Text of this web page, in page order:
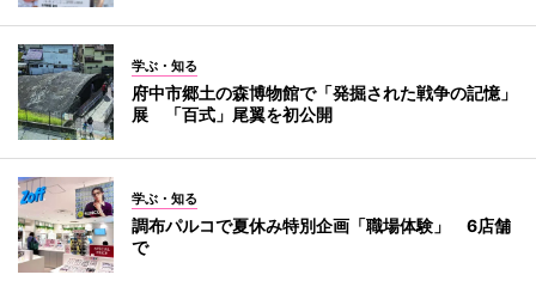
学ぶ・知る
府中市郷土の森博物館で「発掘された戦争の記憶」
展 「百式」尾翼を初公開
学ぶ・知る
調布パルコで夏休み特別企画「職場体験」 6店舗
で